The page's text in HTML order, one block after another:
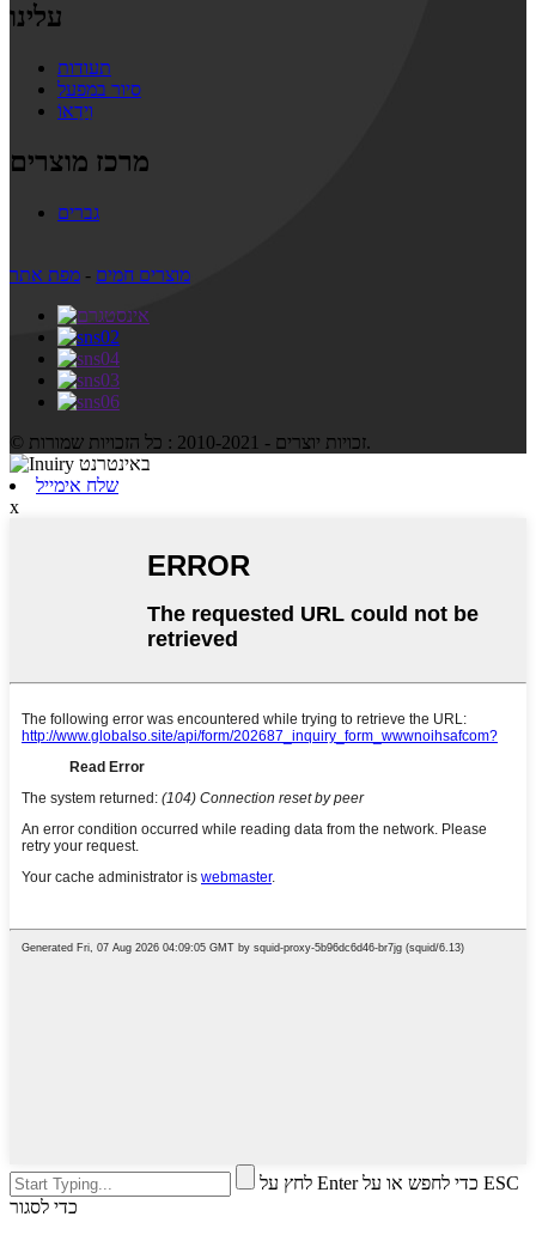
עלינו
תעודות
סיור במפעל
וִידֵאוֹ
מרכז מוצרים
גברים
מוצרים חמים - מפת אתר
© זכויות יוצרים - 2010-2021 : כל הזכויות שמורות.
שלח אימייל
x
לחץ על Enter כדי לחפש או על ESC
כדי לסגור